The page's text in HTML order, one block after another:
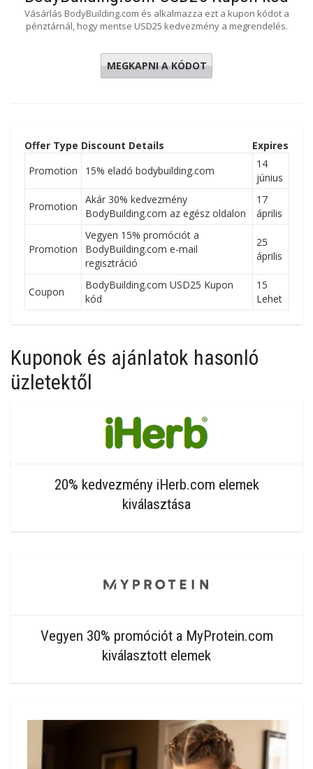
Vásárlás BodyBuilding.com és alkalmazza ezt a kupon kódot a
pénztárnál, hogy mentse USD25 kedvezmény a megrendelés.
BBCOM25
MEGKAPNI A KÓDOT
Offer Type Discount Details
Expires
Promotion
15% eladó bodybuilding.com
14
június
Promotion
Akár 30% kedvezmény
BodyBuilding.com az egész oldalon
17
április
Promotion
Vegyen 15% promóciót a
BodyBuilding.com e-mail
regisztráció
25
április
Coupon
BodyBuilding.com USD25 Kupon
kód
15
Lehet
Kuponok és ajánlatok hasonló
üzletektől
20% kedvezmény iHerb.com elemek
kiválasztása
Vegyen 30% promóciót a MyProtein.com
kiválasztott elemek